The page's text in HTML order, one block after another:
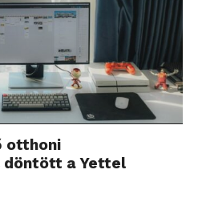
terméket létrehozni. Az
kérdés, hogy a CRA
ugyan a jogszabály
(M, N és O
terepjáró,
számtalan más
a helyzet a T, R, S, C
vagy az önállóan
tartalmazó
otthoni
döntött a Yettel